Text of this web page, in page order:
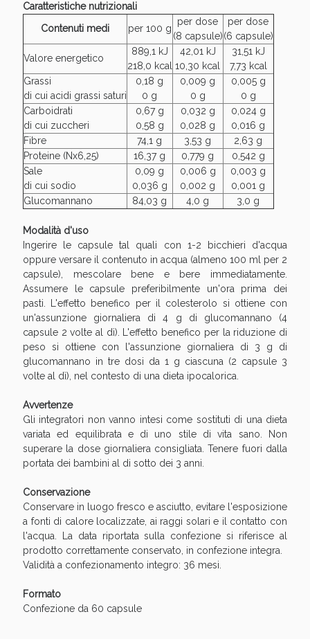
Caratteristiche nutrizionali
Contenuti medi
per 100 g
per dose
(8 capsule)
per dose
(6 capsule)
Valore energetico
889,1 kJ
218,0 kcal
42,01 kJ
10,30 kcal
31,51 kJ
7,73 kcal
Grassi
di cui acidi grassi saturi
0,18 g
0 g
0,009 g
0 g
0,005 g
0 g
Carboidrati
di cui zuccheri
0,67 g
0,58 g
0,032 g
0,028 g
0,024 g
0,016 g
Fibre
74,1 g 3,53 g
2,63 g
Proteine (Nx6,25)
16,37 g 0,779 g
0,542 g
Sale
di cui sodio
0,09 g
0,036 g
0,006 g
0,002 g
0,003 g
0,001 g
Glucomannano
84,03 g 4,0 g 3,0 g
Modalità d'uso
Ingerire le capsule tal quali con 1-2 bicchieri d'acqua
oppure versare il contenuto in acqua (almeno 100 ml per 2
capsule), mescolare bene e bere immediatamente.
Assumere le capsule preferibilmente un'ora prima dei
pasti. L'effetto benefico per il colesterolo si ottiene con
un'assunzione giornaliera di 4 g di glucomannano (4
capsule 2 volte al dì). L'effetto benefico per la riduzione di
peso si ottiene con l'assunzione giornaliera di 3 g di
glucomannano in tre dosi da 1 g ciascuna (2 capsule 3
volte al dì), nel contesto di una dieta ipocalorica.
Avvertenze
Gli integratori non vanno intesi come sostituti di una dieta
variata ed equilibrata e di uno stile di vita sano. Non
superare la dose giornaliera consigliata. Tenere fuori dalla
portata dei bambini al di sotto dei 3 anni.
Conservazione
Conservare in luogo fresco e asciutto, evitare l'esposizione
a fonti di calore localizzate, ai raggi solari e il contatto con
l'acqua. La data riportata sulla confezione si riferisce al
prodotto correttamente conservato, in confezione integra.
Validità a confezionamento integro: 36 mesi.
Formato
Confezione da 60 capsule
Sconto fino al 55% disponibile oggi!
Vie Urinarie e Prostata: Sconti fino al 45% oggi!
Benessere Intestinale: Sconto fino al 55% valido
oggi!